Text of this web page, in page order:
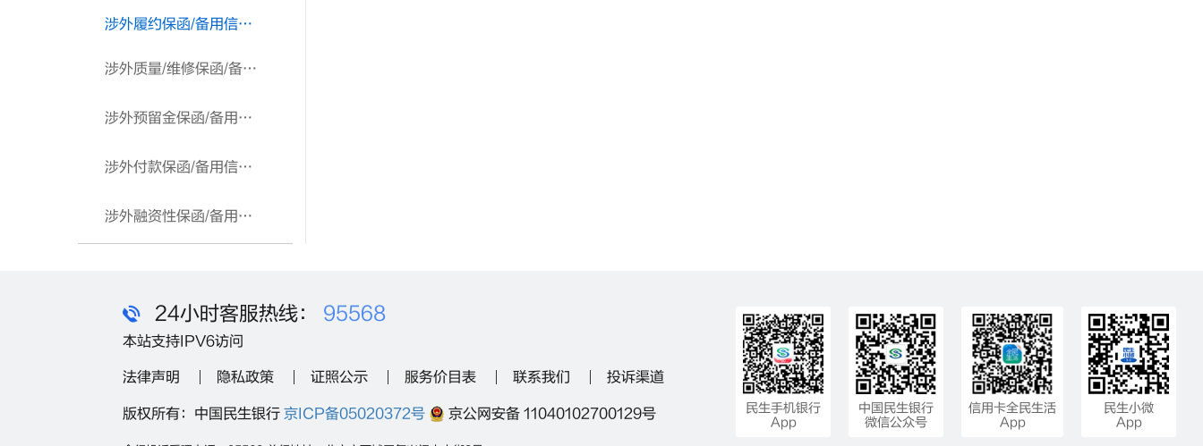
涉外履约保函/备用信用证
涉外质量/维修保函/备用信用证
涉外预留金保函/备用信用证
涉外付款保函/备用信用证
涉外融资性保函/备用信用证
24小时客服热线： 95568
本站支持IPV6访问
法律声明 隐私政策 证照公示 服务价目表 联系我们 投诉渠道
版权所有：中国民生银行 京ICP备05020372号 京公网安备 11040102700129号
民生手机银行
App
中国民生银行
微信公众号
信用卡全民生活
App
民生小微
App